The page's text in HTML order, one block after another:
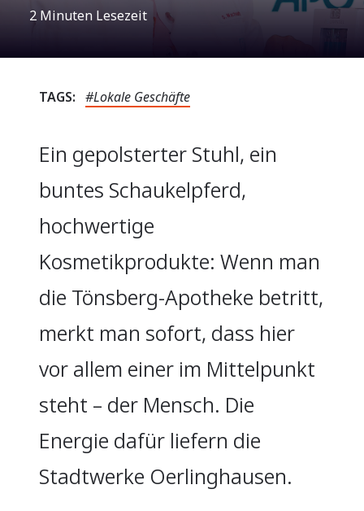
2 Minuten Lesezeit
TAGS: #Lokale Geschäfte
Ein gepolsterter Stuhl, ein
buntes Schaukelpferd,
hochwertige
Kosmetikprodukte: Wenn man
die Tönsberg-Apotheke betritt,
merkt man sofort, dass hier
vor allem einer im Mittelpunkt
steht – der Mensch. Die
Energie dafür liefern die
Stadtwerke Oerlinghausen.